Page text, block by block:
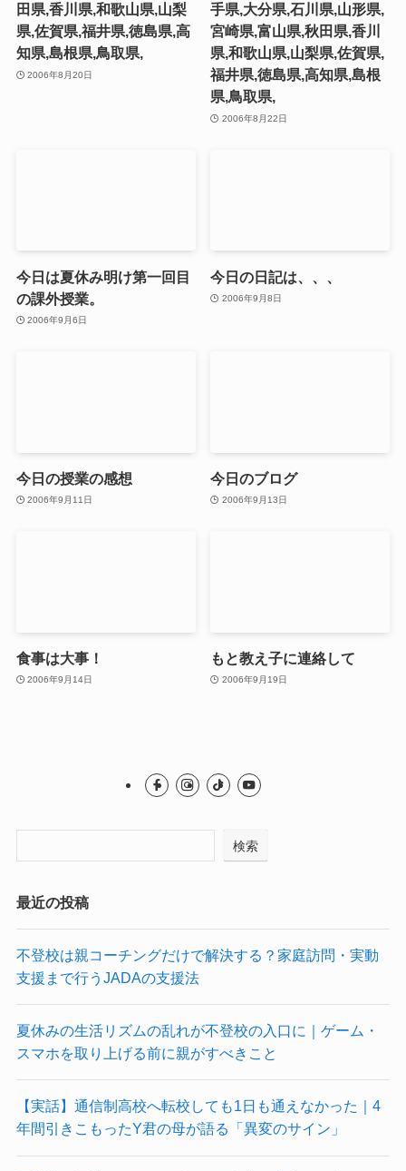
田県,香川県,和歌山県,山梨
県,佐賀県,福井県,徳島県,高
知県,島根県,鳥取県,
2006年8月20日
手県,大分県,石川県,山形県,
宮崎県,富山県,秋田県,香川
県,和歌山県,山梨県,佐賀県,
福井県,徳島県,高知県,島根
県,鳥取県,
2006年8月22日
今日は夏休み明け第一回目
の課外授業。
2006年9月6日
今日の日記は、、、
2006年9月8日
今日の授業の感想
2006年9月11日
今日のブログ
2006年9月13日
食事は大事！
2006年9月14日
もと教え子に連絡して
2006年9月19日
検索
最近の投稿
不登校は親コーチングだけで解決する？家庭訪問・実動
支援まで行うJADAの支援法
夏休みの生活リズムの乱れが不登校の入口に｜ゲーム・
スマホを取り上げる前に親がすべきこと
【実話】通信制高校へ転校しても1日も通えなかった｜4
年間引きこもったY君の母が語る「異変のサイン」